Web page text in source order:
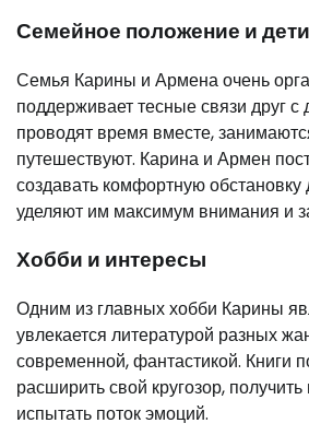
Семейное положение и дети
Семья Карины и Армена очень
поддерживает тесные связи друг с
проводят время вместе,
путешествуют. Карина и Армен
создавать комфортную обстановку
уделяют им максимум внимания и
Хобби и интересы
Одним из главных хобби Карины
увлекается литературой разных
современной, фантастикой. Книги
расширить свой кругозор,
испытать поток эмоций.